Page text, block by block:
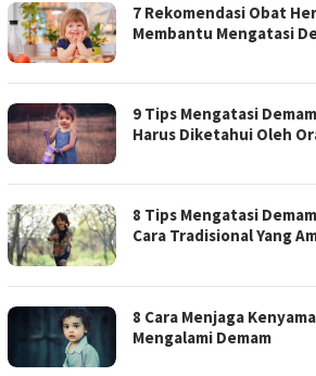
7 Rekomendasi Obat
Membantu Mengatasi
9 Tips Mengatasi
Harus Diketahui Oleh
8 Tips Mengatasi
Cara Tradisional Yang
8 Cara Menjaga
Mengalami Demam